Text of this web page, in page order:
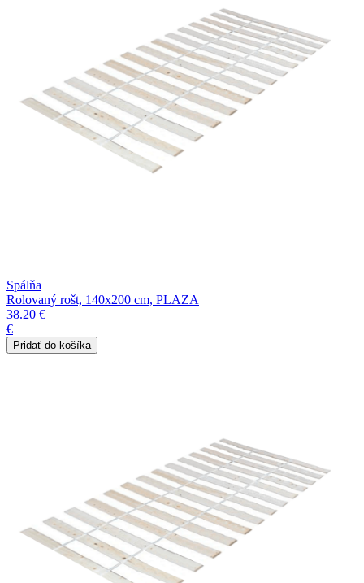
Spálňa
Rolovaný rošt, 140x200 cm, PLAZA
38.20 €
€